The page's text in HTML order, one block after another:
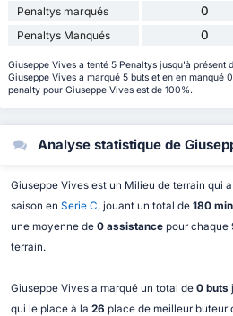
Penaltys marqués 0
Penaltys Manqués 0
Giuseppe Vives a tenté 5 Penaltys jusqu'à présent
Giuseppe Vives a marqué 5 buts et en en manqué
penalty pour Giuseppe Vives est de 100%.
Analyse statistique de
Giuseppe Vives est un Milieu de terrain qui
saison en Serie C, jouant un total de 180
une moyenne de 0 assistancepour chaque
terrain.
Giuseppe Vives a marqué un total de 0 buts
qui le place à la 26 place de meilleur buteur